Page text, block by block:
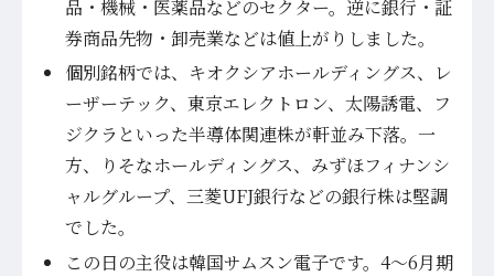
品・機械・医薬品などのセクター。逆に銀行・証
券商品先物・卸売業などは値上がりしました。
個別銘柄では、キオクシアホールディングス、レ
ーザーテック、東京エレクトロン、太陽誘電、フ
ジクラといった半導体関連株が軒並み下落。一
方、りそなホールディングス、みずほフィナンシ
ャルグループ、三菱UFJ銀行などの銀行株は堅調
でした。
この日の主役は韓国サムスン電子です。4〜6月期